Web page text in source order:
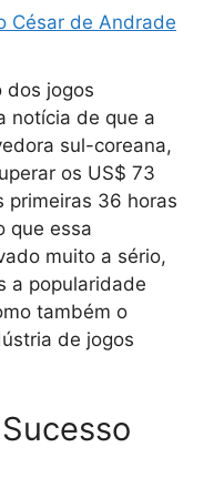
César de Andrade
dos jogos
notícia de que a
sul-coreana,
os US$ 73
primeiras 36 horas
que essa
muito a sério,
a popularidade
também o
de jogos